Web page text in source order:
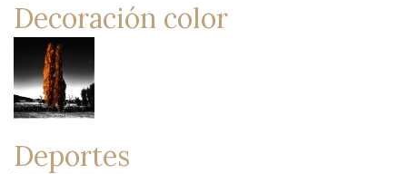
Decoración color
Deportes